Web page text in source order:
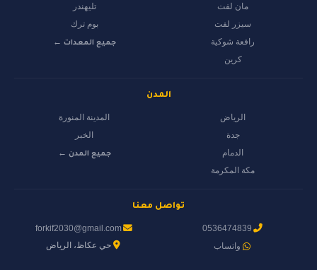
مان لفت
سيزر لفت
رافعة شوكية
كرين
تليهندر
بوم ترك
جميع المعدات ←
المدن
الرياض
جدة
الدمام
مكة المكرمة
المدينة المنورة
الخبر
جميع المدن ←
تواصل معنا
0536474839
واتساب
forkif2030@gmail.com
حي عكاظ، الرياض